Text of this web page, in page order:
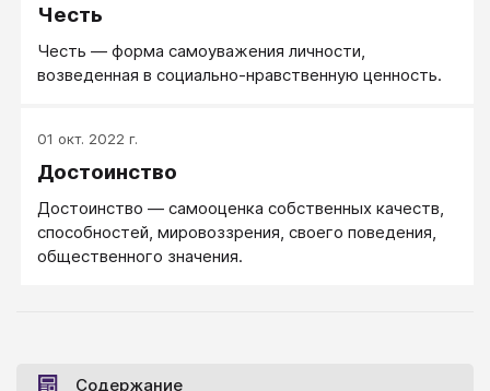
Честь
Честь ― форма самоуважения личности,
возведенная в социально-нравственную ценность.
01 окт. 2022 г.
Достоинство
Достоинство — самооценка собственных качеств,
способностей, мировоззрения, своего поведения,
общественного значения.
Содержание